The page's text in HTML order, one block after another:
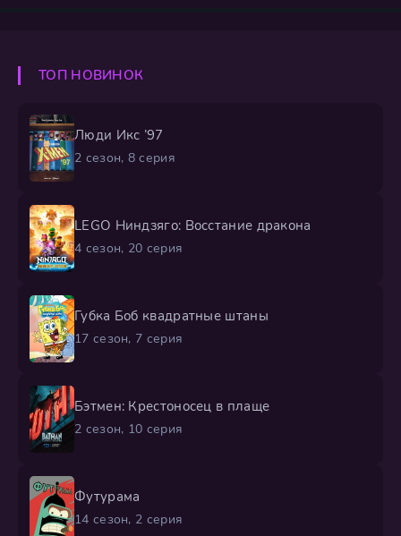
вынуждая их бежать на Аляску в поисках нового
начала. Но когда Мардж с
ТОП НОВИНОК
Люди Икс ’97
2 сезон, 8 серия
LEGO Ниндзяго: Восстание дракона
4 сезон, 20 серия
Губка Боб квадратные штаны
17 сезон, 7 серия
Бэтмен: Крестоносец в плаще
2 сезон, 10 серия
Футурама
14 сезон, 2 серия